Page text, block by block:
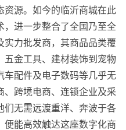
资源。如今的临沂商城在此
，进一步整合了全国乃至全
实力批发商，其商品品类覆
五金工具、建材装饰到宠物
车配件及电子数码等几乎无
、跨境电商、连锁企业及采
们无需远渡重洋、奔波于各
便能高效触达这座数字化商